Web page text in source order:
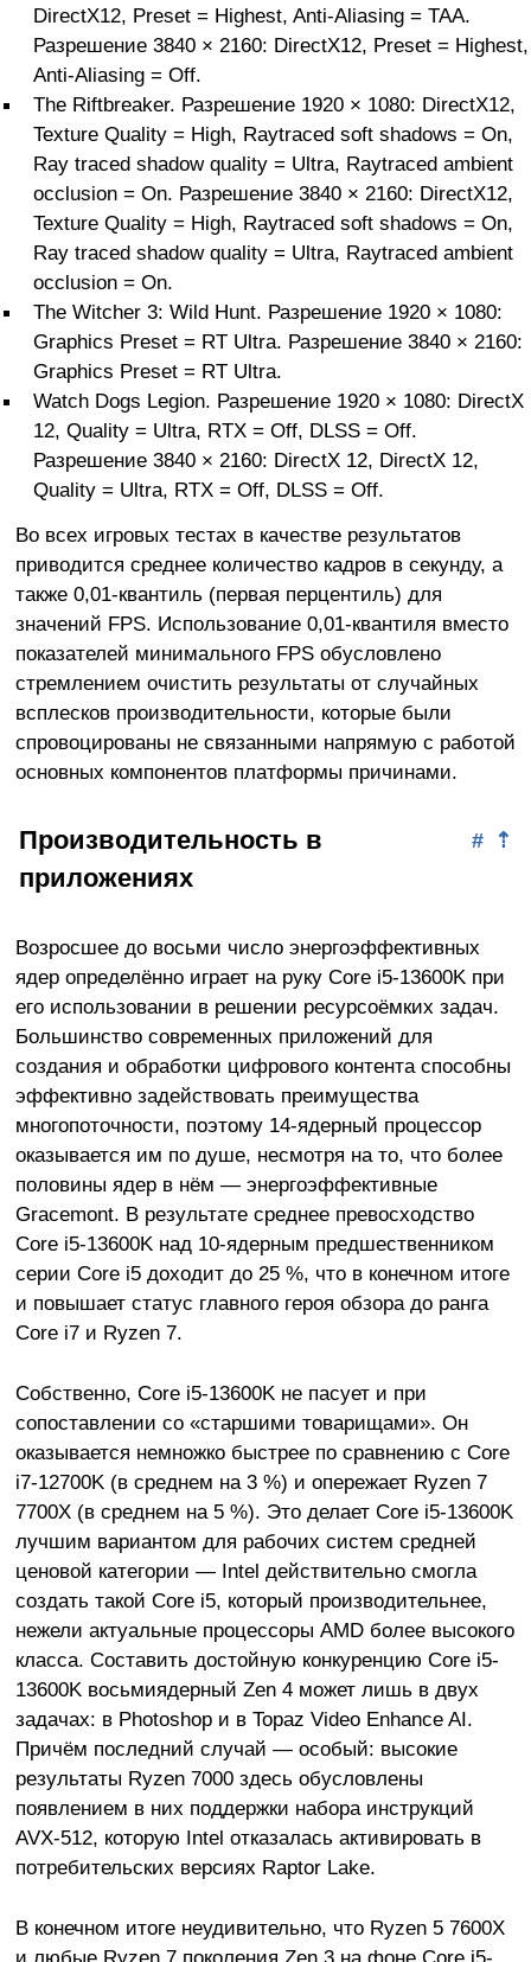
DirectX12, Preset = Highest, Anti-Aliasing = TAA.
Разрешение 3840 × 2160: DirectX12, Preset = Highest,
Anti-Aliasing = Off.
The Riftbreaker. Разрешение 1920 × 1080: DirectX12,
Texture Quality = High, Raytraced soft shadows = On,
Ray traced shadow quality = Ultra, Raytraced ambient
occlusion = On. Разрешение 3840 × 2160: DirectX12,
Texture Quality = High, Raytraced soft shadows = On,
Ray traced shadow quality = Ultra, Raytraced ambient
occlusion = On.
The Witcher 3: Wild Hunt. Разрешение 1920 × 1080:
Graphics Preset = RT Ultra. Разрешение 3840 × 2160:
Graphics Preset = RT Ultra.
Watch Dogs Legion. Разрешение 1920 × 1080: DirectX
12, Quality = Ultra, RTX = Off, DLSS = Off.
Разрешение 3840 × 2160: DirectX 12, DirectX 12,
Quality = Ultra, RTX = Off, DLSS = Off.
Во всех игровых тестах в качестве результатов
приводится среднее количество кадров в секунду, а
также 0,01-квантиль (первая перцентиль) для
значений FPS. Использование 0,01-квантиля вместо
показателей минимального FPS обусловлено
стремлением очистить результаты от случайных
всплесков производительности, которые были
спровоцированы не связанными напрямую с работой
основных компонентов платформы причинами.
⇡
#
Производительность в
приложениях
Возросшее до восьми число энергоэффективных
ядер определённо играет на руку Core i5-13600K при
его использовании в решении ресурсоёмких задач.
Большинство современных приложений для
создания и обработки цифрового контента способны
эффективно задействовать преимущества
многопоточности, поэтому 14-ядерный процессор
оказывается им по душе, несмотря на то, что более
половины ядер в нём — энергоэффективные
Gracemont. В результате среднее превосходство
Core i5-13600K над 10-ядерным предшественником
серии Core i5 доходит до 25 %, что в конечном итоге
и повышает статус главного героя обзора до ранга
Core i7 и Ryzen 7.
Собственно, Core i5-13600K не пасует и при
сопоставлении со «старшими товарищами». Он
оказывается немножко быстрее по сравнению с Core
i7-12700K (в среднем на 3 %) и опережает Ryzen 7
7700X (в среднем на 5 %). Это делает Core i5-13600K
лучшим вариантом для рабочих систем средней
ценовой категории — Intel действительно смогла
создать такой Core i5, который производительнее,
нежели актуальные процессоры AMD более высокого
класса. Составить достойную конкуренцию Core i5-
13600K восьмиядерный Zen 4 может лишь в двух
задачах: в Photoshop и в Topaz Video Enhance AI.
Причём последний случай — особый: высокие
результаты Ryzen 7000 здесь обусловлены
появлением в них поддержки набора инструкций
AVX-512, которую Intel отказалась активировать в
потребительских версиях Raptor Lake.
В конечном итоге неудивительно, что Ryzen 5 7600X
и любые Ryzen 7 поколения Zen 3 на фоне Core i5-